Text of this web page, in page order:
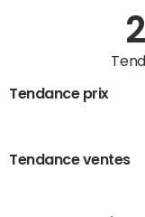
Tendance prix
Tendance ventes